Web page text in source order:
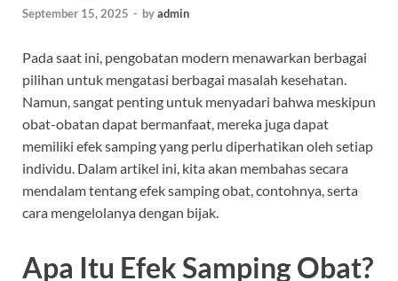
September 15, 2025 - byadmin
Pada saat ini, pengobatan modern menawarkan berbagai
pilihan untuk mengatasi berbagai masalah kesehatan.
Namun, sangat penting untuk menyadari bahwa meskipun
obat-obatan dapat bermanfaat, mereka juga dapat
memiliki efek samping yang perlu diperhatikan oleh setiap
individu. Dalam artikel ini, kita akan membahas secara
mendalam tentang efek samping obat, contohnya, serta
cara mengelolanya dengan bijak.
Apa Itu Efek Samping Obat?